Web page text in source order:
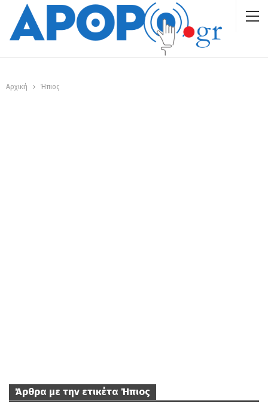
Αρχική Ήπιος
Άρθρα με την ετικέτα Ήπιος